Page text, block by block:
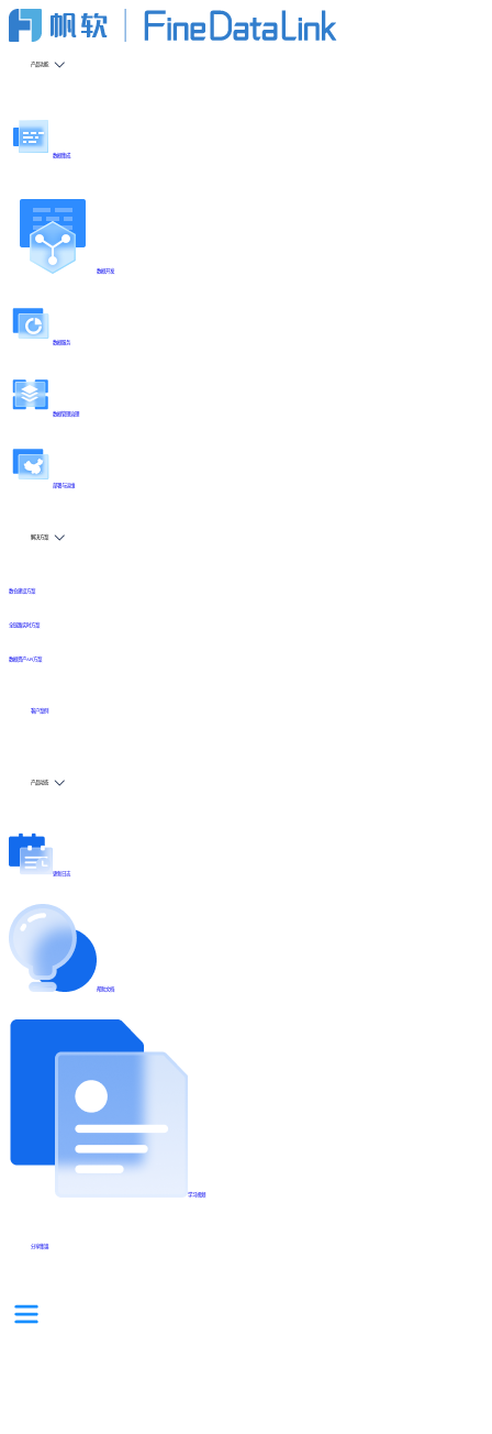
产品功能
数据集成
数据开发
数据服务
数据管理治理
部署与运维
解决方案
数仓建设方案
全链路实时方案
数据资产API方案
客户案例
产品动态
更新日志
帮助文档
学习视频
分享集锦